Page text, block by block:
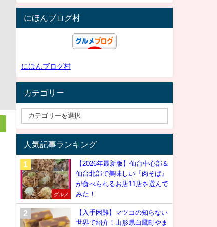
にほんブログ村
にほんブログ村
カテゴリー
人気記事ランキング
グルメ
【2026年最新版】仙台中心部＆
仙台北部で美味しい『肉そば』
が食べられるお店11店を選んで
みた！
【入手困難】マツコの知らない
世界で紹介！山形県白鷹町やま